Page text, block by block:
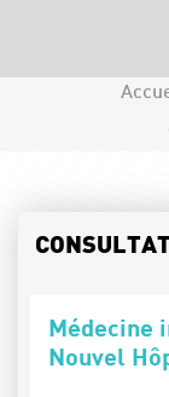
Médecine
Nouvel